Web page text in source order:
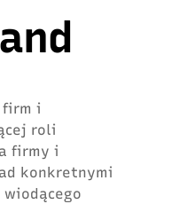
firm i
roli
firmy i
konkretnymi